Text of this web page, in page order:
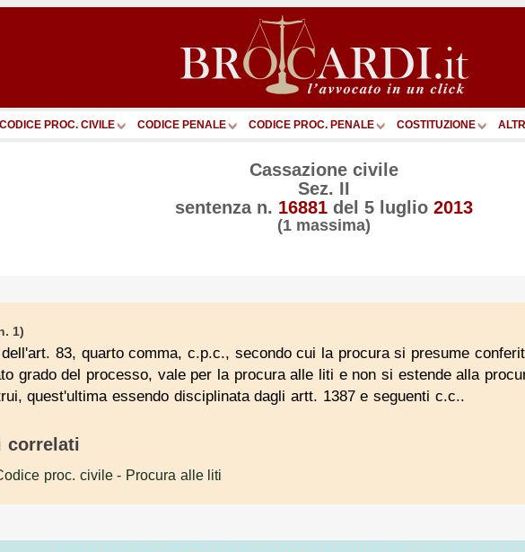
CODICE PROC. CIVILE CODICE PENALE CODICE PROC. PENALE COSTITUZIONE ALTRI
Cassazione civile
Sez. II
sentenza n. 16881 del 5 luglio 2013
(1 massima)
1)
83, quarto comma, c.p.c., secondo cui la procura si presume
grado del processo, vale per la procura alle liti e non si estende alla
quest'ultima essendo disciplinata dagli artt. 1387 e seguenti c.c..
correlati
proc. civile- Procura alle liti